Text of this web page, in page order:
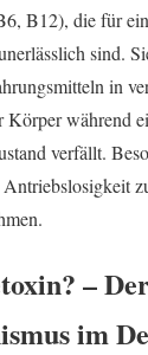
B12), die für
sind.
in
Körper während
verfällt.
–
im